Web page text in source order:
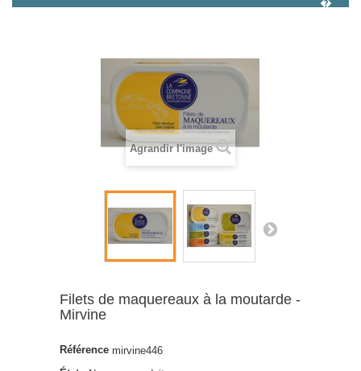
Agrandir l'image
Filets de maquereaux à la moutarde -
Mirvine
Référence mirvine446